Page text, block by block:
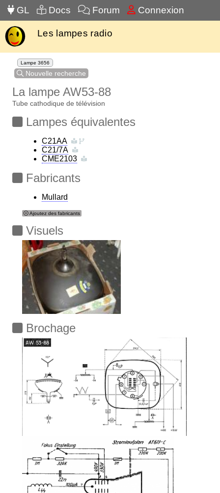
GL Docs Forum Connexion
Les lampes radio
Lampe 3656
Nouvelle recherche
La lampe AW53-88
Tube cathodique de télévision
Lampes équivalentes
C21AA
C21/7A
CME2103
Fabricants
Mullard
Ajoutez des fabricants
Visuels
Brochage